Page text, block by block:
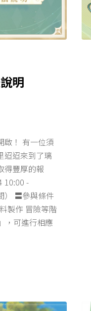
明
啟！ 有一位須
迢迢來到了璃
得豐厚的報
10:00 -
） 〓參與條件
製作 冒險等階
，可進行相應